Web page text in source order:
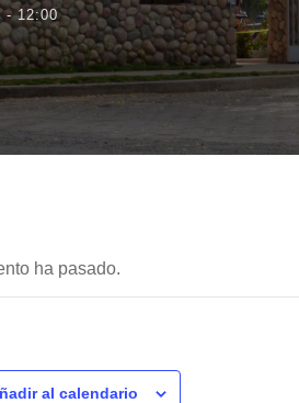
-12:00
ha pasado.
al calendario